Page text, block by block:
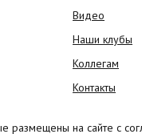
Видео
Наши клубы
Коллегам
Контакты
размещены на сайте с